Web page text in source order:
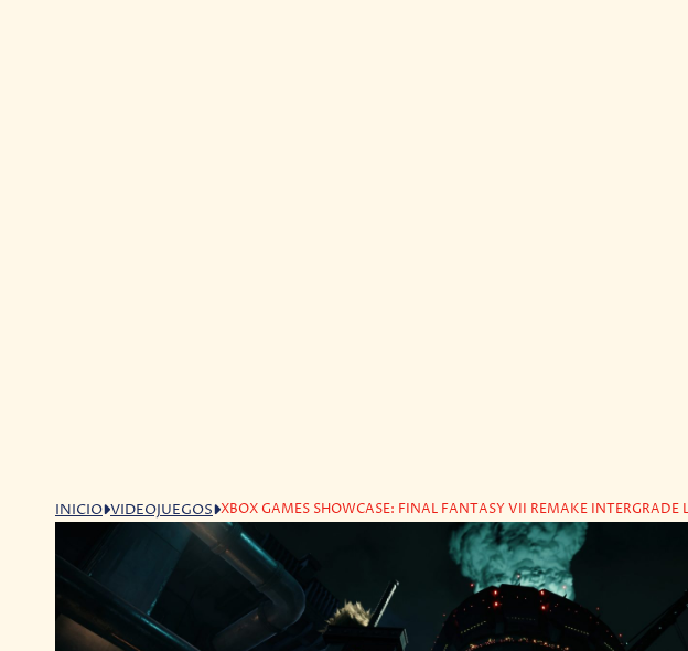
INICIO VIDEOJUEGOS XBOX GAMES SHOWCASE: FINAL FANTASY VII REMAKE INTERGRADE